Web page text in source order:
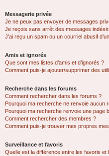
Messagerie privée
Je ne peux pas envoyer de messages
Je reçois sans arrêt des messages
J’ai reçu un spam ou un courriel abusif
Amis et ignorés
Que sont mes listes d’amis et d’ignorés ?
Comment puis-je ajouter/supprimer des
Recherche dans les forums
Comment rechercher dans les forums ?
Pourquoi ma recherche ne renvoie aucun
Pourquoi ma recherche renvoie une page
Comment rechercher des membres ?
Comment puis-je trouver mes propres
Surveillance et favoris
Quelle est la différence entre les favoris et